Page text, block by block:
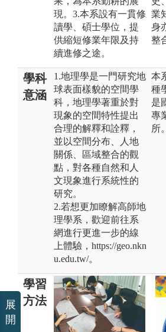
現。3.本系設有一貫修
讀學、碩士學位，提
供縮短修業年限及持
續進修之途。
業
身
整
學科
意涵
1.地理學是一門研究地
球表面樣貌的空間學
科，地理學著重於對
現象的空間特性提出
合理的解釋和詮釋，
並以空間分布、人地
關係、區域整合的觀
點，對各種自然和人
文現象進行系統性的
研究。
2.若想更加瞭解高師地
理學系，歡迎前往系
網進行更進一步的線
上體驗，https://geo.nkn
u.edu.tw/。
本
種
是
專
所。
學習
方法
展
開